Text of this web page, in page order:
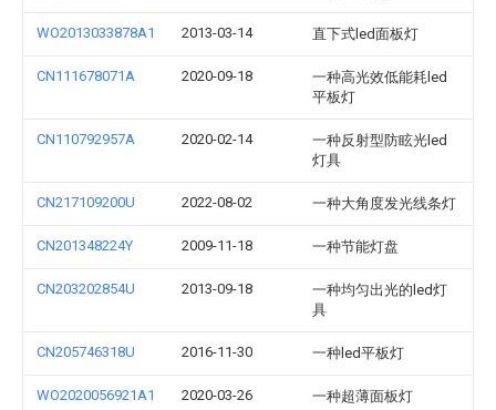
WO2013033878A1 2013-03-14 直下式led面板灯
CN111678071A 2020-09-18
一种高光效低能耗led
平板灯
CN110792957A 2020-02-14
一种反射型防眩光led
灯具
CN217109200U 2022-08-02 一种大角度发光线条灯
CN201348224Y 2009-11-18 一种节能灯盘
CN203202854U 2013-09-18
一种均匀出光的led灯
具
CN205746318U 2016-11-30 一种led平板灯
WO2020056921A1 2020-03-26 一种超薄面板灯